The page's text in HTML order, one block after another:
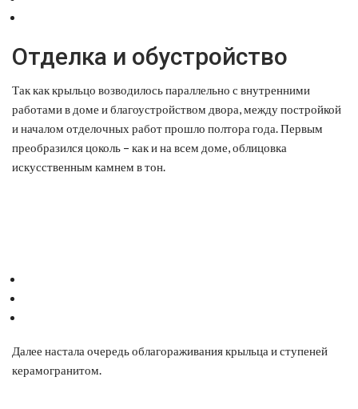
Отделка и обустройство
Так как крыльцо возводилось параллельно с внутренними
работами в доме и благоустройством двора, между постройкой
и началом отделочных работ прошло полтора года. Первым
преобразился цоколь – как и на всем доме, облицовка
искусственным камнем в тон.
Далее настала очередь облагораживания крыльца и ступеней
керамогранитом.